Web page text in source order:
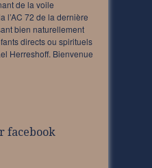
de la voile
l’AC 72 de la dernière
bien naturellement
directs ou spirituels
Herreshoff. Bienvenue
facebook